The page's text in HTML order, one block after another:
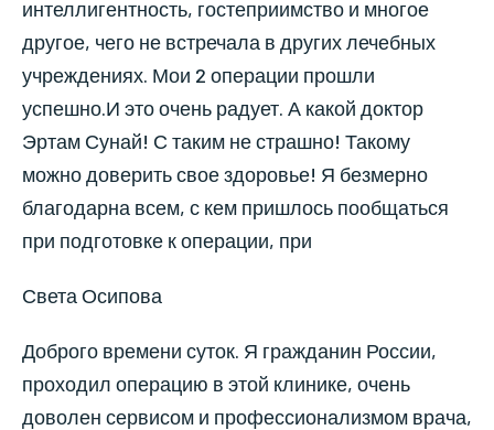
интеллигентность, гостеприимство и многое
другое, чего не встречала в других лечебных
учреждениях. Мои 2 операции прошли
успешно.И это очень радует. А какой доктор
Эртам Сунай! С таким не страшно! Такому
можно доверить свое здоровье! Я безмерно
благодарна всем, с кем пришлось пообщаться
при подготовке к операции, при
Света Осипова
Доброго времени суток. Я гражданин России,
проходил операцию в этой клинике, очень
доволен сервисом и профессионализмом врача,